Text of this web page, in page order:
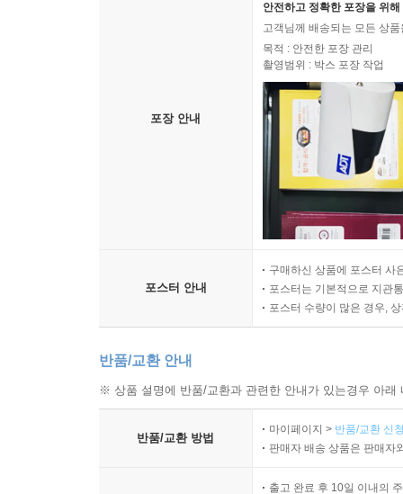
포장 안내
안전하고 정확한 포장을 위
고객님께 배송되는 모든 상
목적 : 안전한 포장 관리
촬영범위 : 박스 포장 작업
포스터 안내
구매하신 상품에 포스터 사
포스터는 기본적으로 지관
포스터 수량이 많은 경우,
반품/교환 안내
※ 상품 설명에 반품/교환과 관련한 안내가 있는경우 아
반품/교환 방법
마이페이지 > 반품/교환 신
판매자 배송 상품은 판매자
출고 완료 후 10일 이내의